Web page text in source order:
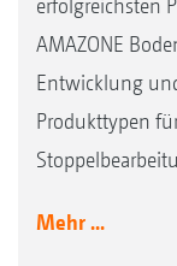
erfolgreichsten
AMAZONE
Entwicklung
Produkttypen
Mehr ...